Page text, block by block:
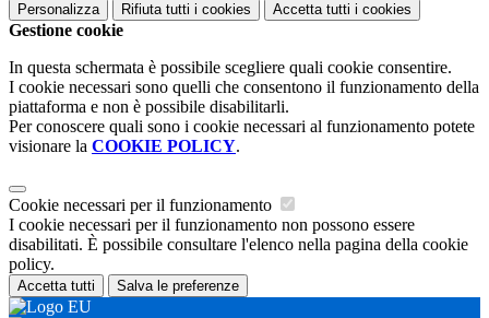
Personalizza Rifiuta tutti i cookies Accetta tutti i cookies
Gestione cookie
In questa schermata è possibile scegliere quali cookie consentire.
I cookie necessari sono quelli che consentono il funzionamento della
piattaforma e non è possibile disabilitarli.
Per conoscere quali sono i cookie necessari al funzionamento potete
visionare la COOKIE POLICY.
Cookie necessari per il funzionamento
I cookie necessari per il funzionamento non possono essere
disabilitati. È possibile consultare l'elenco nella pagina della cookie
policy.
Accetta tutti Salva le preferenze